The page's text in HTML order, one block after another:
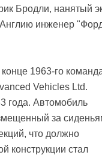
Бродли, нанятый
инженер
1963-го
Vehicles Ltd.
года. Автомобиль
за
что должно
конструкции стал